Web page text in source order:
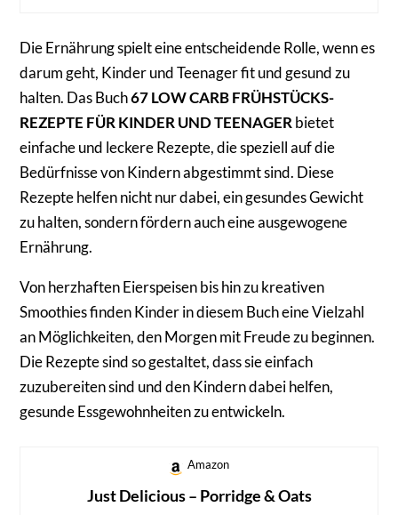
Die Ernährung spielt eine entscheidende Rolle, wenn es
darum geht, Kinder und Teenager fit und gesund zu
halten. Das Buch67 LOW CARB FRÜHSTÜCKS-
REZEPTE FÜR KINDER UND TEENAGER bietet
einfache und leckere Rezepte, die speziell auf die
Bedürfnisse von Kindern abgestimmt sind. Diese
Rezepte helfen nicht nur dabei, ein gesundes Gewicht
zu halten, sondern fördern auch eine ausgewogene
Ernährung.
Von herzhaften Eierspeisen bis hin zu kreativen
Smoothies finden Kinder in diesem Buch eine Vielzahl
an Möglichkeiten, den Morgen mit Freude zu beginnen.
Die Rezepte sind so gestaltet, dass sie einfach
zuzubereiten sind und den Kindern dabei helfen,
gesunde Essgewohnheiten zu entwickeln.
Amazon
Just Delicious – Porridge & Oats